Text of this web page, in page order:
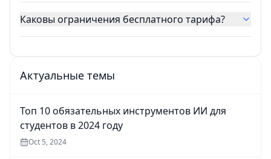
Каковы ограничения бесплатного тарифа?
Актуальные темы
Топ 10 обязательных инструментов ИИ для
студентов в 2024 году
Oct 5, 2024